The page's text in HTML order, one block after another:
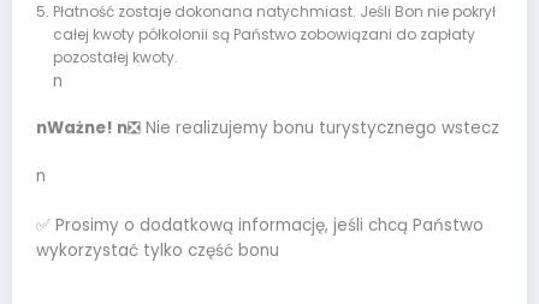
Płatność zostaje dokonana natychmiast. Jeśli Bon nie pokrył
całej kwoty półkolonii są Państwo zobowiązani do zapłaty
pozostałej kwoty.
n
nWażne! n❎ Nie realizujemy bonu turystycznego wstecz
n
✅ Prosimy o dodatkową informację, jeśli chcą Państwo
wykorzystać tylko część bonu